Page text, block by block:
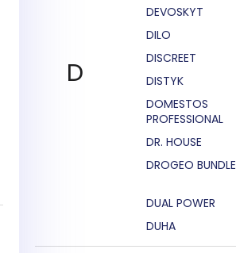
D
DEVOSKYT
DILO
DISCREET
DISTYK
DOMESTOS
PROFESSIONAL
DR. HOUSE
DROGEO BUNDLE
DUAL POWER
DUHA